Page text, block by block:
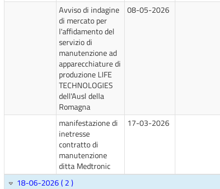
Avviso di indagine
di mercato per
l'affidamento del
servizio di
manutenzione ad
apparecchiature di
produzione LIFE
TECHNOLOGIES
dell'Ausl della
Romagna
08-05-2026
manifestazione di
inetresse
contratto di
manutenzione
ditta Medtronic
17-03-2026
18-06-2026 ( 2 )